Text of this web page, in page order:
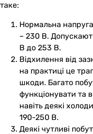
таке:
Нормальна
– 230 В.
В до 253 В.
Відхилення від
на практиці це
шкоди. Багато
функціонувати та
навіть деякі
190-250 В.
Деякі чутливі